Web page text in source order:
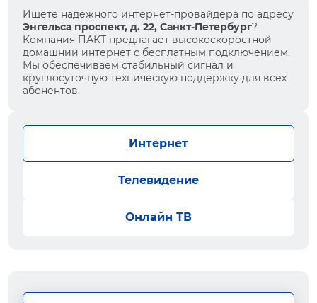
Ищете надежного интернет-провайдера по адресу
Энгельса проспект, д. 22, Санкт-Петербург?
Компания ПАКТ предлагает высокоскоростной
домашний интернет с бесплатным подключением.
Мы обеспечиваем стабильный сигнал и
круглосуточную техническую поддержку для всех
абонентов.
Интернет
Телевидение
Онлайн ТВ